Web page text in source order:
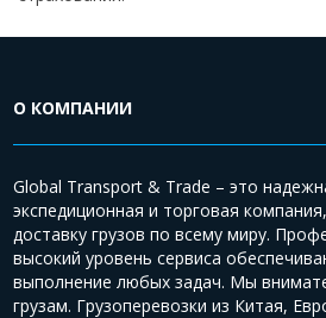
О КОМПАНИИ
Global Transport & Trade – это
экспедиционная и торговая
доставку грузов по всему миру.
высокий уровень сервиса
выполнение любых задач. Мы
грузам. Грузоперевозки из Китая,